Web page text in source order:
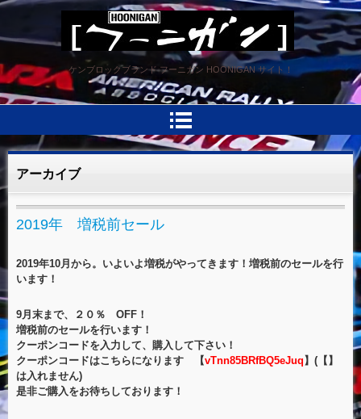
HOONIGAN フーニガン
ケンブロックブランド フーニガン HOONIGAN サイト！
アーカイブ
2019年 増税前セール
2019年10月から。いよいよ増税がやってきます！増税前のセールを行
います！
9月末まで、２０％ OFF！
増税前のセールを行います！
クーポンコードを入力して、購入して下さい！
クーポンコードはこちらになります 【vTnn85BRfBQ5eJuq 】(【】
は入れません)
是非ご購入をお待ちしております！